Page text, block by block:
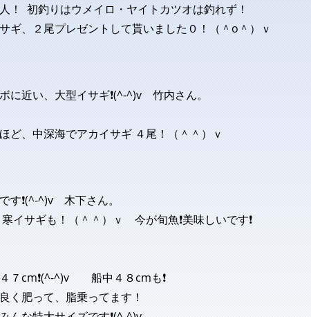
！ 初釣りはウメイロ・ヤイトカツオは釣れず！
ギ、２尾プレゼントして貰いました０！（＾o＾）ｖ
に近い、大型イサギ❗(^-^)v 竹内さん。
ど、中深海でアカイサギ ４尾！（＾＾）ｖ
す❗(^-^)v 木下さん。
イサギも！（＾＾）ｖ 今が旬魚❗美味しいです❗
７cm❗(^-^)v 船中４８cmも❗
く肥って、脂乗ってます！